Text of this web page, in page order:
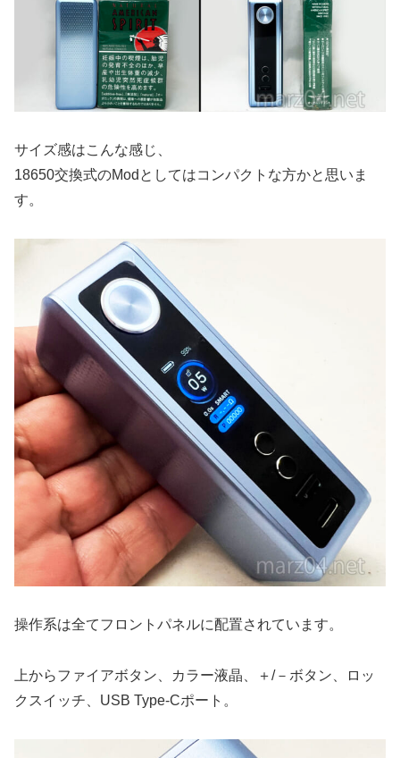
サイズ感はこんな感じ、
18650交換式のModとしてはコンパクトな方かと思いま
す。
操作系は全てフロントパネルに配置されています。
上からファイアボタン、カラー液晶、＋/－ボタン、ロッ
クスイッチ、USB Type-Cポート。